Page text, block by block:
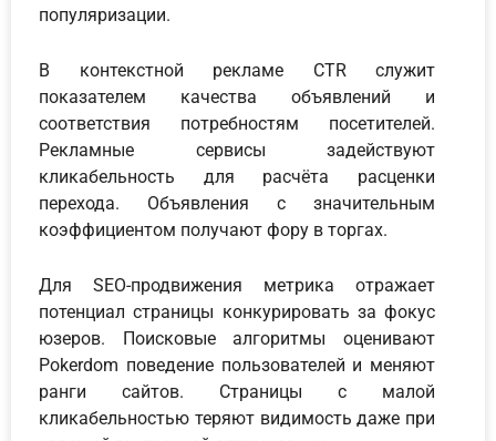
популяризации.
В контекстной рекламе CTR служит
показателем качества объявлений и
соответствия потребностям посетителей.
Рекламные сервисы задействуют
кликабельность для расчёта расценки
перехода. Объявления с значительным
коэффициентом получают фору в торгах.
Для SEO-продвижения метрика отражает
потенциал страницы конкурировать за фокус
юзеров. Поисковые алгоритмы оценивают
Pokerdom поведение пользователей и меняют
ранги сайтов. Страницы с малой
кликабельностью теряют видимость даже при